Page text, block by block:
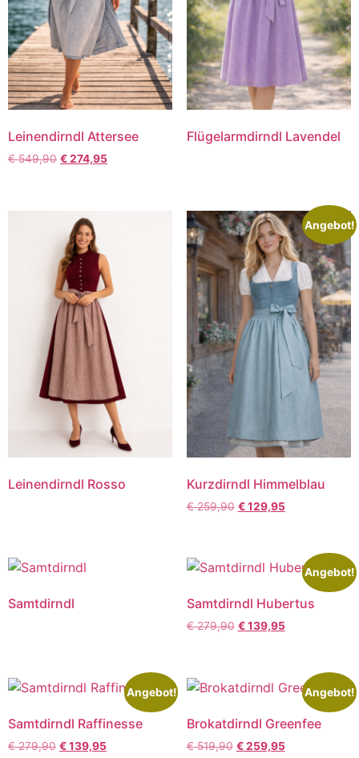
Leinendirndl Attersee
€549,90 €274,95
Flügelarmdirndl Lavendel
Leinendirndl Rosso
Angebot!
Kurzdirndl Himmelblau
€259,90 €129,95
Samtdirndl
Angebot!
Samtdirndl Hubertus
€279,90 €139,95
Angebot!
Samtdirndl Raffinesse
€279,90 €139,95
Angebot!
Brokatdirndl Greenfee
€519,90 €259,95